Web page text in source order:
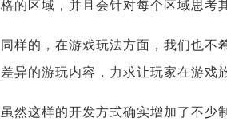
格的区域，并且会针对每个区域思考
同样的，在游戏玩法方面，我们也不
差异的游玩内容，力求让玩家在游戏
虽然这样的开发方式确实增加了不少